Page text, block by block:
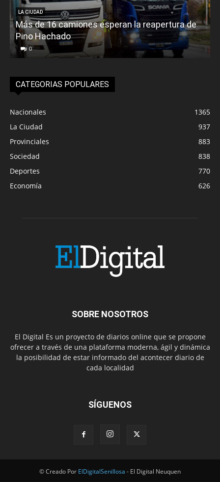
LA CIUDAD
Más de 16 camiones esperan la reapertura de
Pino Hachado
0
CATEGORIAS POPULARES
Nacionales
1365
La Ciudad
937
Provinciales
883
Sociedad
838
Deportes
770
Economía
626
SOBRE NOSOTROS
El Digital Es un proyecto de diarios online que se propone
ofrecer a través de una plataforma moderna, ágil y dinámica
la posibilidad de estar informado del acontecer diario de
cada localidad
SÍGUENOS
© Creado Por ElDigitalSenillosa - El Digital Neuquen